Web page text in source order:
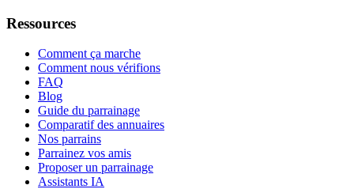
Ressources
Comment ça marche
Comment nous vérifions
FAQ
Blog
Guide du parrainage
Comparatif des annuaires
Nos parrains
Parrainez vos amis
Proposer un parrainage
Assistants IA